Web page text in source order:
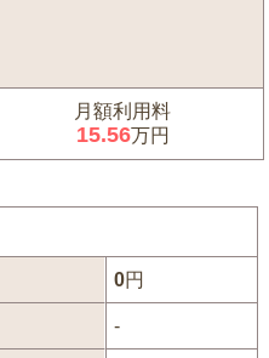
月額利用料
15.56万円
0円
-